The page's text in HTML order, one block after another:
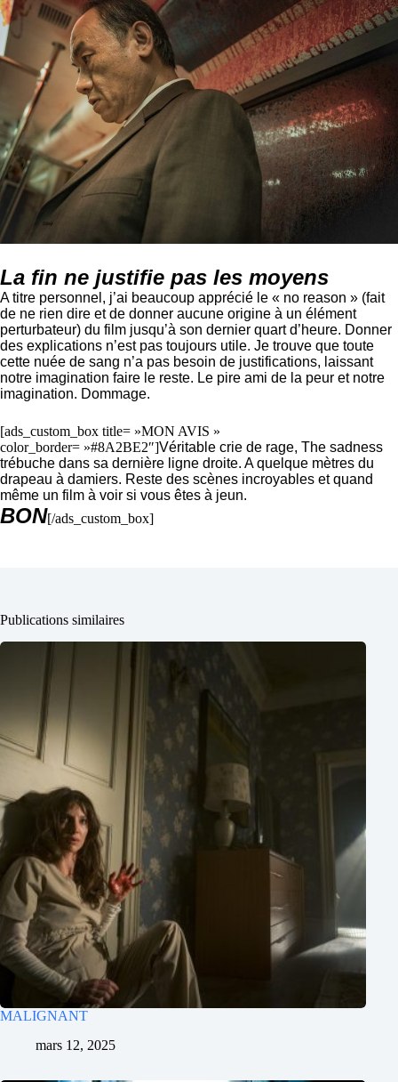
La fin ne justifie pas les moyens
A titre personnel, j’ai beaucoup apprécié le « no reason » (fait
de ne rien dire et de donner aucune origine à un élément
perturbateur) du film jusqu’à son dernier quart d’heure. Donner
des explications n’est pas toujours utile. Je trouve que toute
cette nuée de sang n’a pas besoin de justifications, laissant
notre imagination faire le reste. Le pire ami de la peur et notre
imagination. Dommage.
[ads_custom_box title= »MON AVIS »
color_border= »#8A2BE2″]Véritable crie de rage, The sadness
trébuche dans sa dernière ligne droite. A quelque mètres du
drapeau à damiers. Reste des scènes incroyables et quand
même un film à voir si vous êtes à jeun.
BON[/ads_custom_box]
Publications similaires
MALIGNANT
mars 12, 2025